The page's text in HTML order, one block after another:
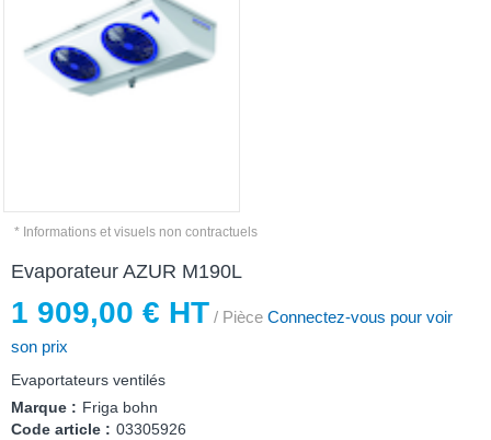
* Informations et visuels non contractuels
Evaporateur AZUR M190L
1 909,00 € HT / Pièce Connectez-vous pour voir
son prix
Evaportateurs ventilés
Marque : Friga bohn
Code article : 03305926